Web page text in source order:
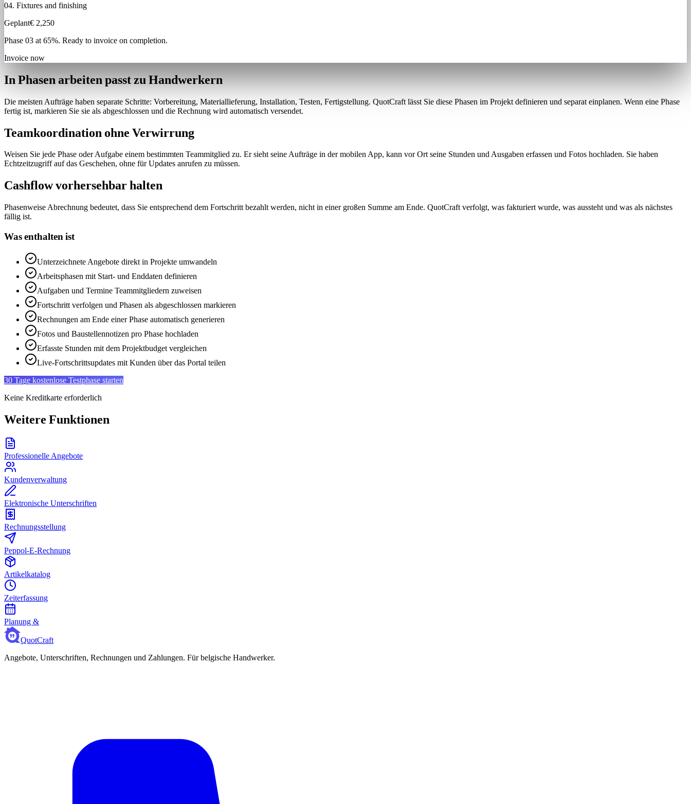
04. Fixtures and finishing
Geplant€ 2,250
Phase 03 at 65%. Ready to invoice on completion.
Invoice now
In Phasen arbeiten passt zu Handwerkern
Die meisten Aufträge haben separate Schritte: Vorbereitung, Materiallieferung, Installation, Testen, Fertigstellung. QuotCraft lässt Sie diese Phasen im Projekt definieren und separat einplanen. Wenn eine Phase
fertig ist, markieren Sie sie als abgeschlossen und die Rechnung wird automatisch versendet.
Teamkoordination ohne Verwirrung
Weisen Sie jede Phase oder Aufgabe einem bestimmten Teammitglied zu. Er sieht seine Aufträge in der mobilen App, kann vor Ort seine Stunden und Ausgaben erfassen und Fotos hochladen. Sie haben
Echtzeitzugriff auf das Geschehen, ohne für Updates anrufen zu müssen.
Cashflow vorhersehbar halten
Phasenweise Abrechnung bedeutet, dass Sie entsprechend dem Fortschritt bezahlt werden, nicht in einer großen Summe am Ende. QuotCraft verfolgt, was fakturiert wurde, was aussteht und was als nächstes
fällig ist.
Was enthalten ist
Unterzeichnete Angebote direkt in Projekte umwandeln
Arbeitsphasen mit Start- und Enddaten definieren
Aufgaben und Termine Teammitgliedern zuweisen
Fortschritt verfolgen und Phasen als abgeschlossen markieren
Rechnungen am Ende einer Phase automatisch generieren
Fotos und Baustellennotizen pro Phase hochladen
Erfasste Stunden mit dem Projektbudget vergleichen
Live-Fortschrittsupdates mit Kunden über das Portal teilen
30 Tage kostenlose Testphase starten
Keine Kreditkarte erforderlich
Weitere Funktionen
Professionelle Angebote
Kundenverwaltung
Elektronische Unterschriften
Rechnungsstellung
Peppol-E-Rechnung
Artikelkatalog
Zeiterfassung
Planung &
QuotCraft
Angebote, Unterschriften, Rechnungen und Zahlungen. Für belgische Handwerker.